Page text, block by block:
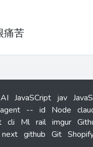
痛苦
AI JavaSCript jav
agent -- id Node
cli Ml rail imgur
next github Git